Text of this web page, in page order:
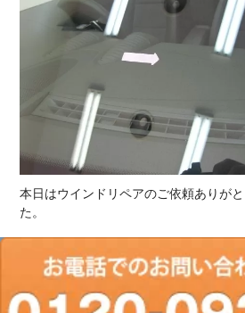
本日はウインドリペアのご依頼ありが
た。